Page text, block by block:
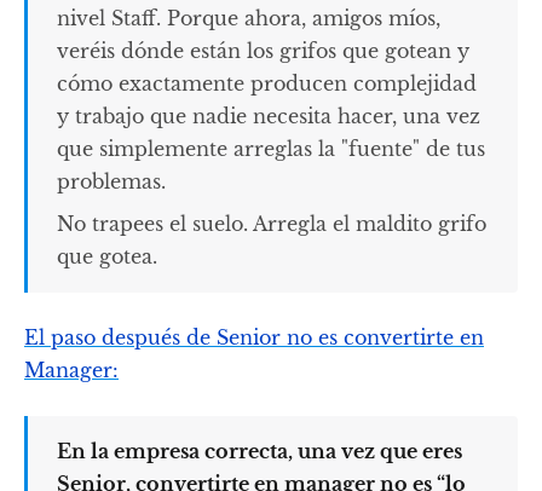
nivel Staff. Porque ahora, amigos míos,
veréis dónde están los grifos que gotean y
cómo exactamente producen complejidad
y trabajo que nadie necesita hacer, una vez
que simplemente arreglas la "fuente" de tus
problemas.
No trapees el suelo. Arregla el maldito grifo
que gotea.
El paso después de Senior no es convertirte en
Manager:
En la empresa correcta, una vez que eres
Senior, convertirte en manager no es “lo